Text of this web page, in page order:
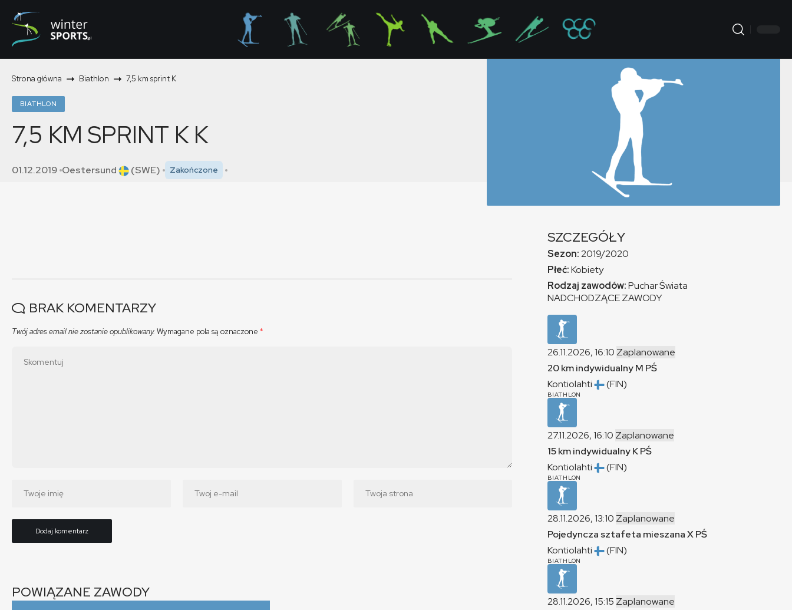
Strona główna Biathlon 7,5 km sprint K
BIATHLON
7,5 KM SPRINT K K
01.12.2019 Oestersund (SWE) Zakończone
BRAK KOMENTARZY
Twój adres email nie zostanie opublikowany. Wymagane pola są oznaczone *
POWIĄZANE ZAWODY
SZCZEGÓŁY
Sezon:2019/2020
Płeć:Kobiety
Rodzaj zawodów:Puchar Świata
NADCHODZĄCE ZAWODY
26.11.2026, 16:10 Zaplanowane
20 km indywidualnyM PŚ
Kontiolahti
(FIN)
BIATHLON
27.11.2026, 16:10 Zaplanowane
15 km indywidualnyKPŚ
Kontiolahti
(FIN)
BIATHLON
28.11.2026, 13:10 Zaplanowane
Pojedyncza sztafeta mieszanaXPŚ
Kontiolahti
(FIN)
BIATHLON
28.11.2026, 15:15 Zaplanowane